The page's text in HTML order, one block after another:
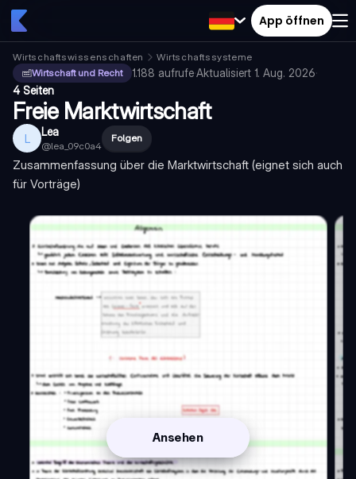
App öffnen
Wirtschaftswissenschaften
Wirtschaftssysteme
Wirtschaft und Recht
1.188 aufrufe·Aktualisiert 1. Aug. 2026·
4 Seiten
Freie Marktwirtschaft
L Lea
@lea_09c0a4
Folgen
Zusammenfassung über die Marktwirtschaft (eignet sich auch
für Vorträge)
Ansehen